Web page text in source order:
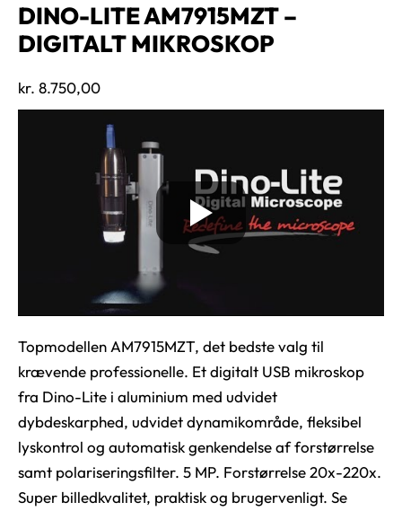
DINO-LITE AM7915MZT –
DIGITALT MIKROSKOP
kr. 8.750,00
Topmodellen AM7915MZT, det bedste valg til
krævende professionelle. Et digitalt USB mikroskop
fra Dino-Lite i aluminium med udvidet
dybdeskarphed, udvidet dynamikområde, fleksibel
lyskontrol og automatisk genkendelse af forstørrelse
samt polariseringsfilter. 5 MP. Forstørrelse 20x-220x.
Super billedkvalitet, praktisk og brugervenligt. Se